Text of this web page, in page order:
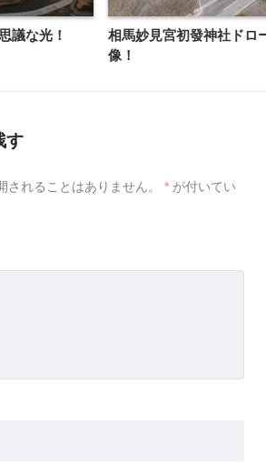
議な光！
相馬妙見宮初發神社ドロ
像！
す
されることはありません。 * が付いてい